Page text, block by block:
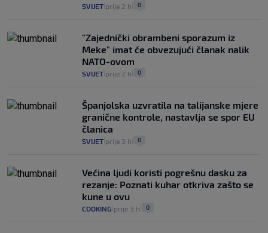
SVIJET prije 2 h 0
"Zajednički obrambeni sporazum iz
Meke" imat će obvezujući članak nalik
NATO-ovom
SVIJET prije 2 h 0
Španjolska uzvratila na talijanske mjere
granične kontrole, nastavlja se spor EU
članica
SVIJET prije 3 h 0
Većina ljudi koristi pogrešnu dasku za
rezanje: Poznati kuhar otkriva zašto se
kune u ovu
COOKING prije 3 h 0